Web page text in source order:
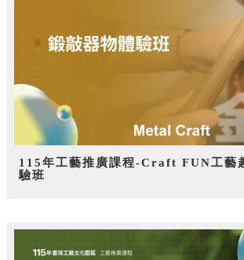
115年工藝推廣課程-Craft FUN工藝
驗班